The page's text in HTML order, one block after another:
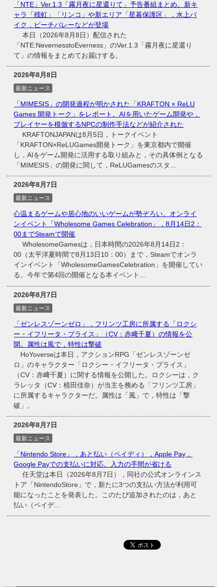
「NTE」Ver.1.3「霧月夜に星還りて」予告番組まとめ。新キ
ャラ「残虹」「リンコ」や新エリア「星暮保護区」，水上バ
イク，ビーチバレーなどが登場
本日（2026年8月8日）配信された
「NTE:NevernesstoEverness」のVer.1.3「霧月夜に星還り
て」の情報をまとめてお届けする。
2026年8月8日
最新ニュース
「MIMESIS」の開発過程が明かされた「KRAFTON × ReLU
Games 開発トーク」をレポート。AIを用いたゲーム開発や，
プレイヤーを模倣するNPCの制作手法などが紹介された
KRAFTONJAPANは8月5日，トークイベント
「KRAFTON×ReLUGames開発トーク」を東京都内で開催
し，AIをゲーム開発に活用する取り組みと，その具体例となる
「MIMESIS」の開発に関して，ReLUGamesのスタ...
2026年8月7日
最新ニュース
心温まるゲームや居心地のいいゲームが勢ぞろい。オンライ
ンイベント「Wholesome Games Celebration」，8月14日2：
00までSteamで開催
WholesomeGamesは，日本時間の2026年8月14日2：
00（太平洋夏時間で8月13日10：00）まで，Steamでオンラ
インイベント「WholesomeGamesCelebration」を開催してい
る。今年で第4回の開催となる本イベント...
2026年8月7日
最新ニュース
「ゼンレスゾーンゼロ」，フリンツ工房に所属する「ロクシ
ー・イフリータ・プライス」（CV：赤﨑千夏）の情報を公
開。属性は風で，特性は撃破
HoYoverseは本日，アクションRPG「ゼンレスゾーンゼ
ロ」のキャラクター「ロクシー・イフリータ・プライス」
（CV：赤﨑千夏）に関する情報を公開した。ロクシーは，ク
ラレッタ（CV：植田佳奈）が当主を務める「フリンツ工房」
に所属するキャラクターだ。属性は「風」で，特性は「撃
破」。
2026年8月7日
最新ニュース
「Nintendo Store」，あと払い（ペイディ），Apple Pay，
Google Payでの支払いに対応。入力の手間が省ける
任天堂は本日（2026年8月7日），同社の公式オンラインス
トア「NintendoStore」で，新たに3つの支払い方法が利用可
能になったことを発表した。このたび追加されたのは，あと
払い（ペイデ...